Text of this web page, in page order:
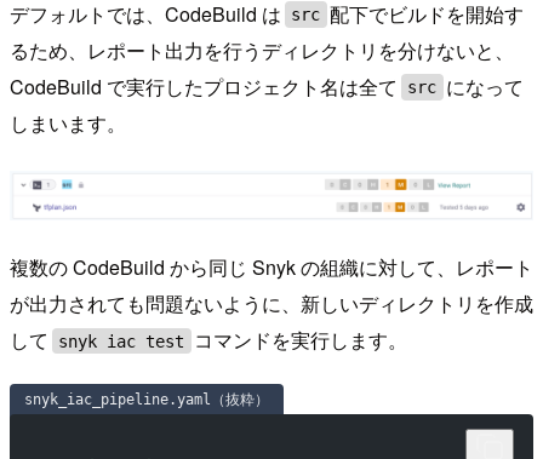
デフォルトでは、CodeBuild は src 配下でビルドを開始す
るため、レポート出力を行うディレクトリを分けないと、
CodeBuild で実行したプロジェクト名は全て
src になって
しまいます。
複数の CodeBuild から同じ Snyk の組織に対して、レポート
が出力されても問題ないように、新しいディレクトリを作成
して
snyk iac test コマンドを実行します。
snyk_iac_pipeline.yaml（抜粋）